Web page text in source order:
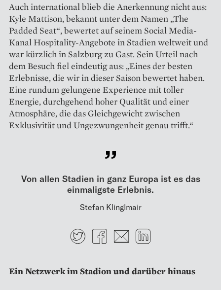
Auch international blieb die Anerkennung nicht aus:
Kyle Mattison, bekannt unter dem Namen „The
Padded Seat“, bewertet auf seinem Social Media-
Kanal Hospitality-Angebote in Stadien weltweit und
war kürzlich in Salzburg zu Gast. Sein Urteil nach
dem Besuch fiel eindeutig aus: „Eines der besten
Erlebnisse, die wir in dieser Saison bewertet haben.
Eine rundum gelungene Experience mit toller
Energie, durchgehend hoher Qualität und einer
Atmosphäre, die das Gleichgewicht zwischen
Exklusivität und Ungezwungenheit genau trifft.“
Von allen Stadien in ganz Europa ist es das
einmaligste Erlebnis.
Stefan Klinglmair
TwitterFacebook
E-mail
Ein Netzwerk im Stadion und darüber hinaus